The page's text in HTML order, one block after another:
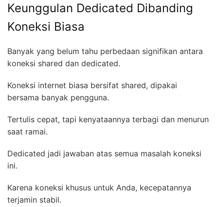
Keunggulan Dedicated Dibanding
Koneksi Biasa
Banyak yang belum tahu perbedaan signifikan antara
koneksi shared dan dedicated.
Koneksi internet biasa bersifat shared, dipakai
bersama banyak pengguna.
Tertulis cepat, tapi kenyataannya terbagi dan menurun
saat ramai.
Dedicated jadi jawaban atas semua masalah koneksi
ini.
Karena koneksi khusus untuk Anda, kecepatannya
terjamin stabil.